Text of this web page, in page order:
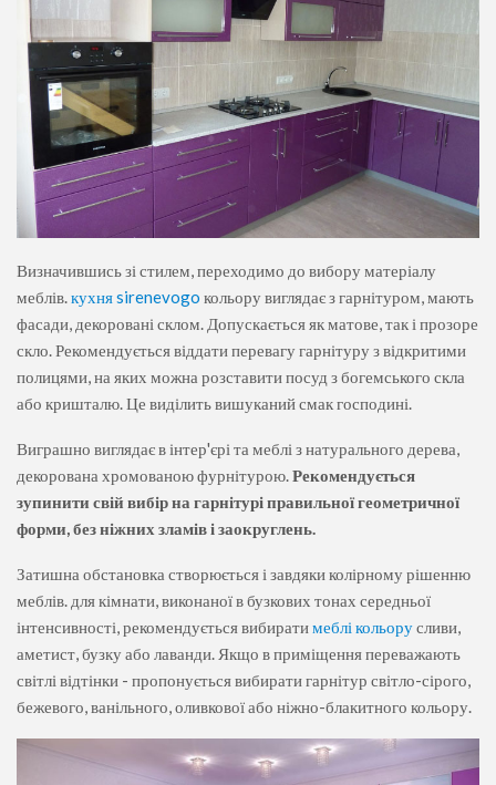
Визначившись зі стилем, переходимо до вибору матеріалу
меблів.кухня sirenevogo кольору виглядає з гарнітуром, мають
фасади, декоровані склом. Допускається як матове, так і прозоре
скло. Рекомендується віддати перевагу гарнітуру з відкритими
полицями, на яких можна розставити посуд з богемського скла
або кришталю. Це виділить вишуканий смак господині.
Виграшно виглядає в інтер'єрі та меблі з натурального дерева,
декорована хромованою фурнітурою.Рекомендується
зупинити свій вибір на гарнітурі правильної геометричної
форми, без ніжних зламів і заокруглень.
Затишна обстановка створюється і завдяки колірному рішенню
меблів. для кімнати, виконаної в бузкових тонах середньої
інтенсивності, рекомендується вибиратимеблі кольорусливи,
аметист, бузку або лаванди. Якщо в приміщення переважають
світлі відтінки - пропонується вибирати гарнітур світло-сірого,
бежевого, ванільного, оливкової або ніжно-блакитного кольору.